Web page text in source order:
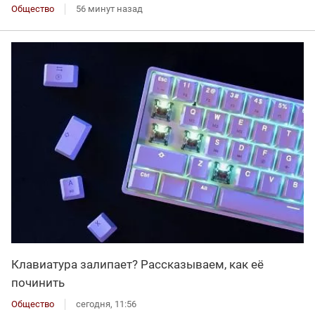
Общество 56 минут назад
Клавиатура залипает? Рассказываем, как её
починить
Общество сегодня, 11:56